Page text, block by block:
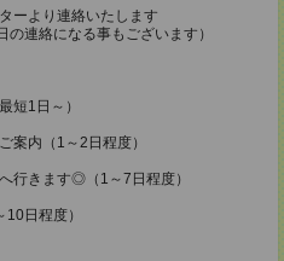
ーより連絡いたします
の連絡になる事もございます）
短1日～）
案内（1～2日程度）
行きます◎（1～7日程度）
日程度）